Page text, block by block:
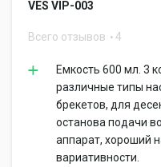
VES VIP-003
Всего отзывов 4
Емкость 600 мл. 3
различные типы
брекетов, для
останова подачи
аппарат, хороший
вариативности.